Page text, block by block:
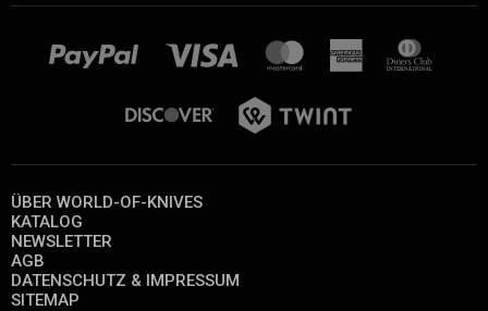
ÜBER WORLD-OF-KNIVES
KATALOG
NEWSLETTER
AGB
DATENSCHUTZ & IMPRESSUM
SITEMAP